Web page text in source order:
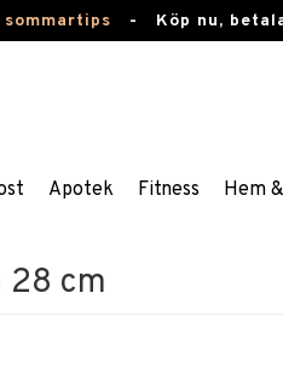
- Köp nu,
Apotek Fitness Hem
28 cm